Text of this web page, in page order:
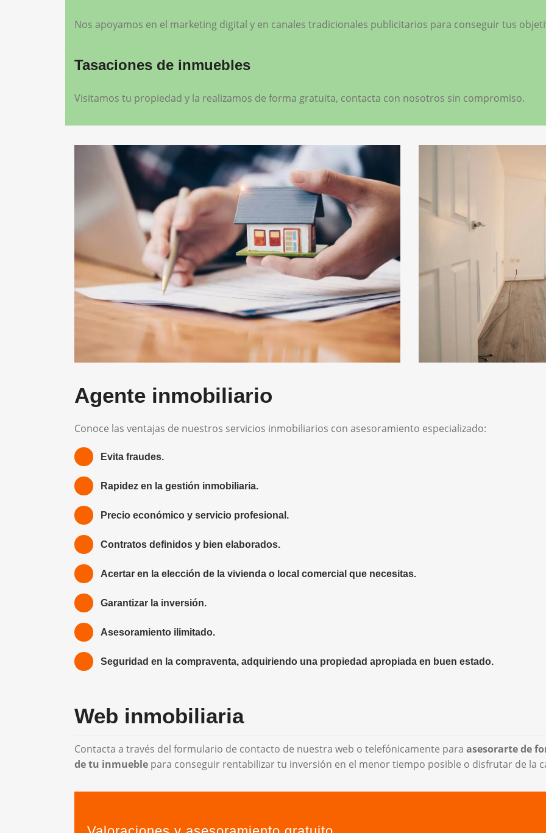
Nos apoyamos en el marketing digital y en canales tradicionales publicitarios para conseguir tus
Tasaciones de inmuebles
Visitamos tu propiedad y la realizamos de forma gratuita, contacta con nosotros sin compromiso.
Agente inmobiliario
Conoce las ventajas de nuestros servicios inmobiliarios con asesoramiento especializado:
Evita fraudes.
Rapidez en la gestión inmobiliaria.
Precio económico y servicio profesional.
Contratos definidos y bien elaborados.
Acertar en la elección de la vivienda o local comercial que necesitas.
Garantizar la inversión.
Asesoramiento ilimitado.
Seguridad en la compraventa, adquiriendo una propiedad apropiada en buen estado.
Web inmobiliaria
Contacta a través del formulario de contacto de nuestra web o telefónicamente para asesorarte de
de tu inmueble para conseguir rentabilizar tu inversión en el menor tiempo posible o disfrutar de la